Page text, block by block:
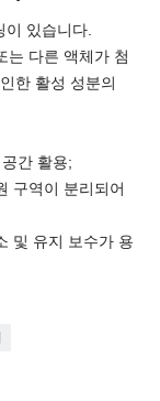
이 있습니다.
는 다른 액체가 첨
한 활성 성분의
간 활용;
구역이 분리되어
및 유지 보수가 용